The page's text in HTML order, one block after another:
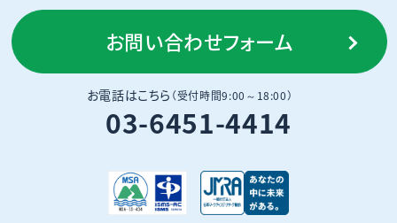
お問い合わせフォーム
お電話はこちら （受付時間9:00～18:00）
03-6451-4414